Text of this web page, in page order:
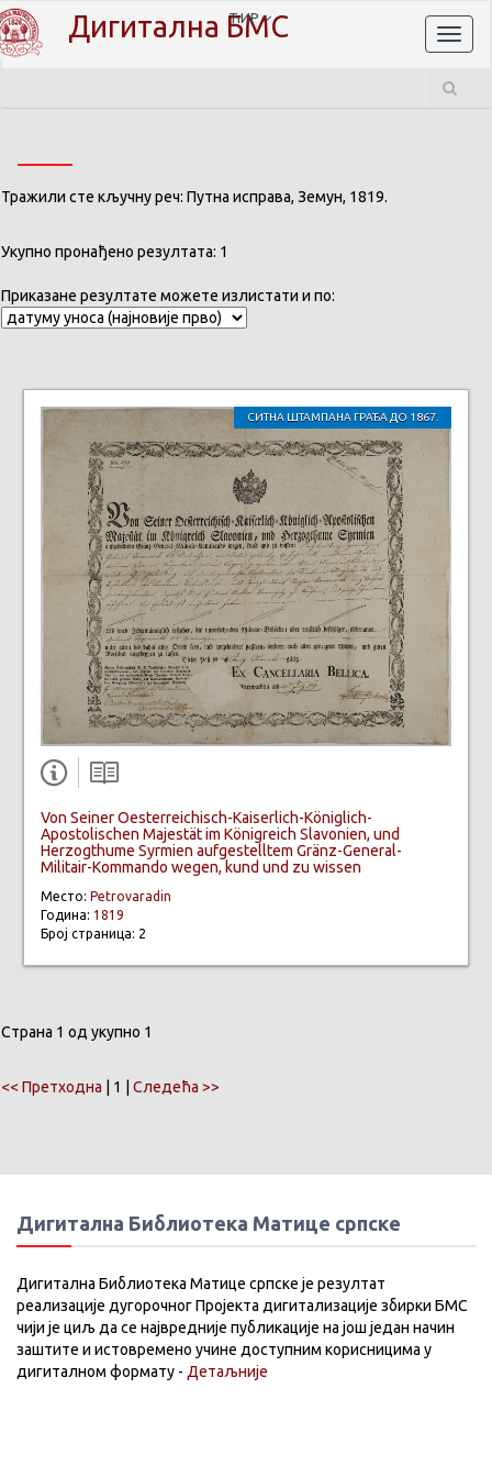
Дигитална БМС
ЋИР
Тражили сте кључну реч: Путна исправа, Земун, 1819.
Укупно пронађено резултата: 1
Приказане резултате можете излистати и по:
СИТНА ШТАМПАНА ГРАЂА ДО 1867.
Von Seiner Oesterreichisch-Kaiserlich-Königlich-
Apostolischen Majestät im Königreich Slavonien, und
Herzogthume Syrmien aufgestelltem Gränz-General-
Militair-Kommando wegen, kund und zu wissen
Место: Petrovaradin
Година: 1819
Број страница: 2
Страна 1 од укупно 1
<< Претходна | 1 | Следећа >>
Дигитална Библиотека Матице српске
Дигитална Библиотека Матице српске је резултат
реализације дугорочног Пројекта дигитализације збирки БМС
чији је циљ да се највредније публикације на још један начин
заштите и истовремено учине доступним корисницима у
дигиталном формату - Детаљније